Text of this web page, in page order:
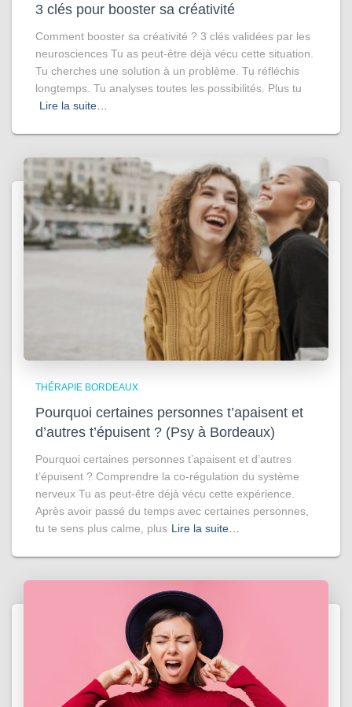
3 clés pour booster sa créativité
Comment booster sa créativité ? 3 clés validées par les
neurosciences Tu as peut-être déjà vécu cette situation.
Tu cherches une solution à un problème. Tu réfléchis
longtemps. Tu analyses toutes les possibilités. Plus tu
Lire la suite…
THÉRAPIE BORDEAUX
Pourquoi certaines personnes t’apaisent et
d’autres t’épuisent ? (Psy à Bordeaux)
Pourquoi certaines personnes t’apaisent et d’autres
t’épuisent ? Comprendre la co-régulation du système
nerveux Tu as peut-être déjà vécu cette expérience.
Après avoir passé du temps avec certaines personnes,
tu te sens plus calme, plus Lire la suite…